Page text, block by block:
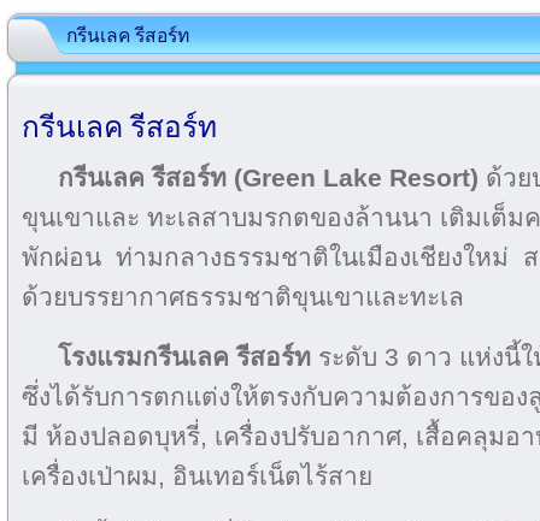
กรีนเลค รีสอร์ท
กรีนเลค รีสอร์ท
กรีนเลค รีสอร์ท (Green Lake Resort) ด้วย
ขุนเขาและ ทะเลสาบมรกตของล้านนา เติมเต็ม
พักผ่อน ท่ามกลางธรรมชาติในเมืองเชียงใหม่
ด้วยบรรยากาศธรรมชาติขุนเขาและทะเล
โรงแรมกรีนเลค รีสอร์ท ระดับ 3 ดาว แห่งนี้
ซึ่งได้รับการตกแต่งให้ตรงกับความต้องการขอ
มี ห้องปลอดบุหรี่, เครื่องปรับอากาศ, เสื้อคลุมอ
เครื่องเป่าผม, อินเทอร์เน็ตไร้สาย